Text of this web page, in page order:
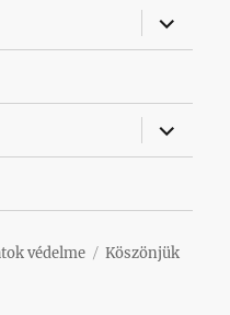
almenü
almenü
védelme
Köszönjük